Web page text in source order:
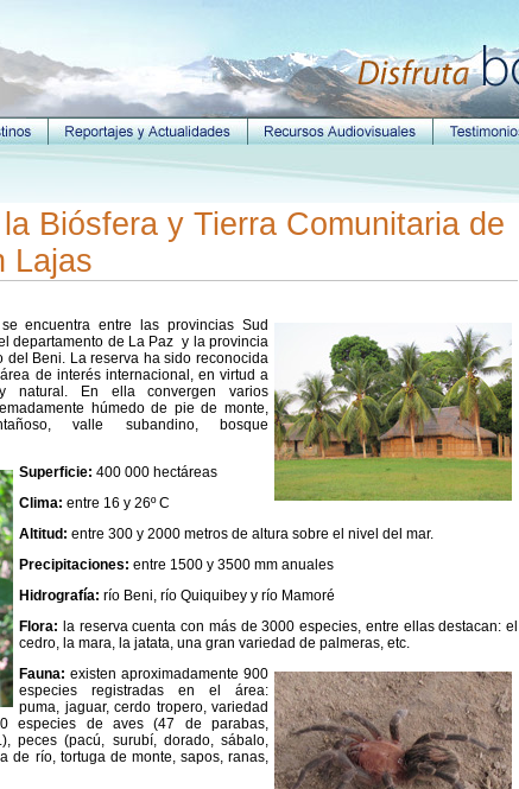
Biósfera y Tierra Comunitaria de
Lajas
encuentra entre las provincias Sud
departamento de La Paz y la provincia
del Beni. La reserva ha sido reconocida
de interés internacional, en virtud a
natural. En ella convergen varios
húmedo de pie de monte,
valle subandino, bosque
Superficie: 400 000 hectáreas
Clima: entre 16 y 26º C
Altitud: entre 300 y 2000 metros de altura sobre el nivel del mar.
Precipitaciones: entre 1500 y 3500 mm anuales
Hidrografía: río Beni, río Quiquibey y río Mamoré
Flora: la reserva cuenta con más de 3000 especies, entre ellas destacan: el
cedro, la mara, la jatata, una gran variedad de palmeras, etc.
Fauna: existen aproximadamente 900
especies registradas en el área:
puma, jaguar, cerdo tropero, variedad
especies de aves (47 de parabas,
peces (pacú, surubí, dorado, sábalo,
de río, tortuga de monte, sapos, ranas,